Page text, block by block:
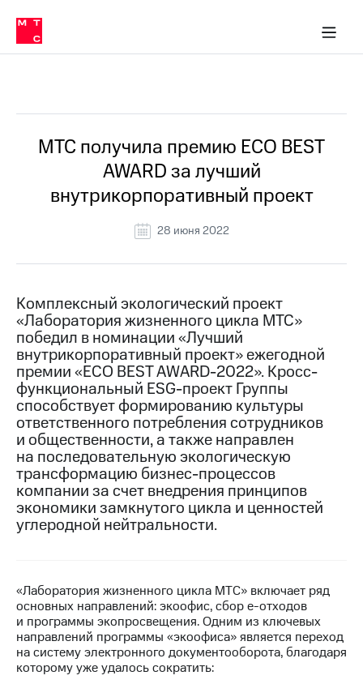
Медиа-центр
и акционерам
Устойчивое развитие
Комплаенс и деловая этика
компании
Карьера
История
компании
Руководство
информация
Контакты
Медиа-центр
Пресс-
релизы
МТС
о технологиях
Достижения
Интервью
Финансовая
отчетность
в
регионе
и акционерам
Корпоративное
управление
в МТС
Пресс-
релизы
МТС
о технологиях
МТС получила премию ECO BEST
AWARD за лучший
внутрикорпоративный проект
28 июня 2022
Комплексный экологический проект
«Лаборатория жизненного цикла МТС»
победил в номинации «Лучший
внутрикорпоративный проект» ежегодной
премии «ECO BEST AWARD-2022». Кросс-
функциональный ESG-проект Группы
способствует формированию культуры
ответственного потребления сотрудников
и общественности, а также направлен
на последовательную экологическую
трансформацию бизнес-процессов
компании за счет внедрения принципов
экономики замкнутого цикла и ценностей
углеродной нейтральности.
«Лаборатория жизненного цикла МТС» включает ряд
основных направлений: экоофис, сбор е-отходов
и программы экопросвещения. Одним из ключевых
направлений программы «экоофиса» является переход
на систему электронного документооборота, благодаря
которому уже удалось сократить: